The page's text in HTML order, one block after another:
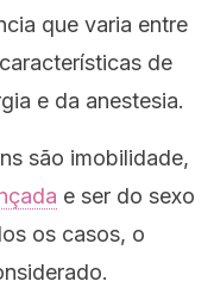
que varia entre
de
e da anestesia.
são imobilidade,
e ser do sexo
os casos, o